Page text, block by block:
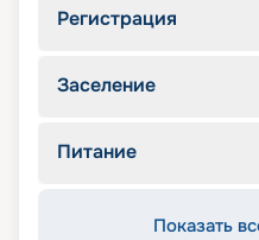
Регистрация
Заселение
Питание
Показать